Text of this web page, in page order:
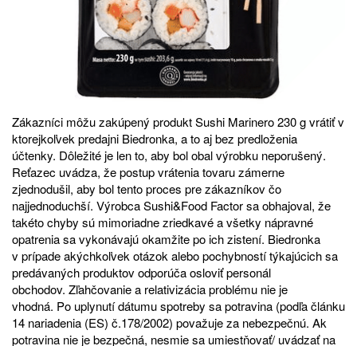
Zákazníci môžu zakúpený produkt Sushi Marinero 230 g vrátiť v
ktorejkoľvek predajni Biedronka, a to aj bez predloženia
účtenky. Dôležité je len to, aby bol obal výrobku neporušený.
Reťazec uvádza, že postup vrátenia tovaru zámerne
zjednodušil, aby bol tento proces pre zákazníkov čo
najjednoduchší. Výrobca Sushi&Food Factor sa obhajoval, že
takéto chyby sú mimoriadne zriedkavé a všetky nápravné
opatrenia sa vykonávajú okamžite po ich zistení. Biedronka
v prípade akýchkoľvek otázok alebo pochybností týkajúcich sa
predávaných produktov odporúča osloviť personál
obchodov. Zľahčovanie a relativizácia problému nie je
vhodná. Po uplynutí dátumu spotreby sa potravina (podľa článku
14 nariadenia (ES) č.178/2002) považuje za nebezpečnú. Ak
potravina nie je bezpečná, nesmie sa umiestňovať/ uvádzať na